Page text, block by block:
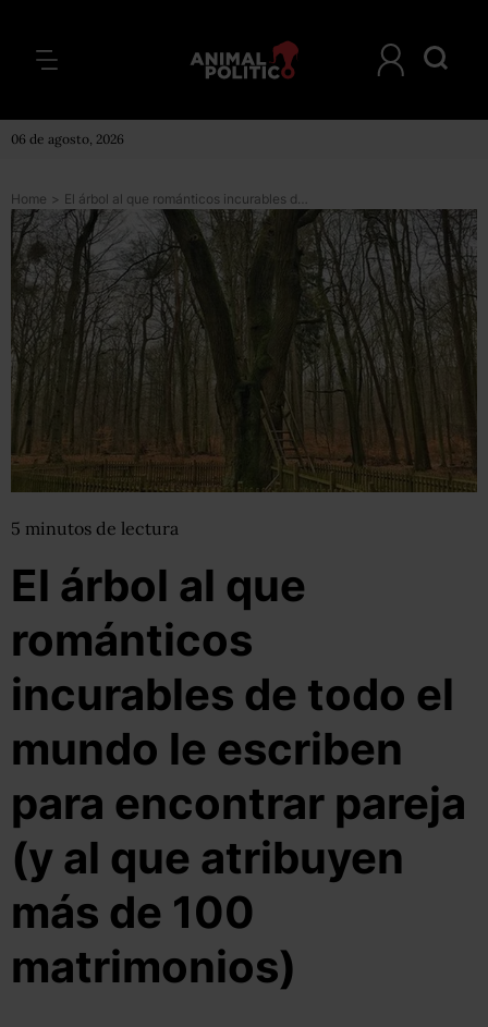
06 de agosto, 2026
Home > El árbol al que románticos incurables de todo el mundo le escriben para encontrar pareja (y al que atribuyen más de 100 matrimonios)
5 minutos de lectura
El árbol al que
románticos
incurables de todo el
mundo le escriben
para encontrar pareja
(y al que atribuyen
más de 100
matrimonios)